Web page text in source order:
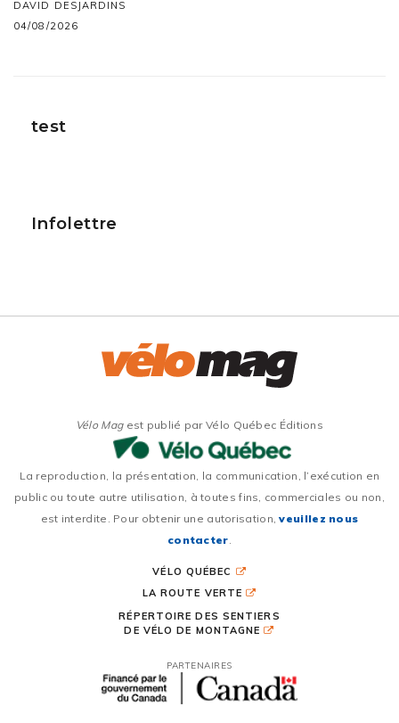
DAVID DESJARDINS
04/08/2026
test
Infolettre
Vélo Magest publié par Vélo Québec Éditions
La reproduction, la présentation, la communication, l’exécution en
public ou toute autre utilisation, à toutes fins, commerciales ou non,
est interdite. Pour obtenir une autorisation,veuillez nous
contacter.
VÉLO QUÉBEC
LA ROUTE VERTE
RÉPERTOIRE DES SENTIERS
DE VÉLO DE MONTAGNE
PARTENAIRES